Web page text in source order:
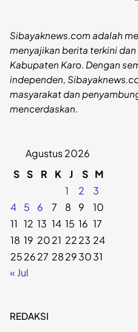
Sibayaknews.com adalah
menyajikan berita terkini
Kabupaten Karo. Dengan
independen,
masyarakat dan
mencerdaskan.
Agustus 2026
S S R K J S M
1
2
3
4
5 6 7 8 9
10
11 12 13 14 15 16 17
18 19 2021 2223 24
252627 28293031
« Jul
REDAKSI